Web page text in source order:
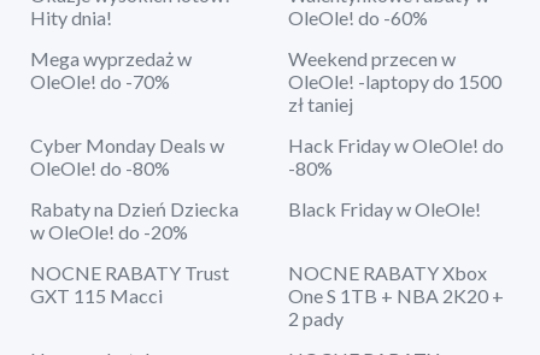
Hity dnia!
OleOle! do -60%
Mega wyprzedaż w
OleOle! do -70%
Weekend przecen w
OleOle! -laptopy do 1500
zł taniej
Cyber Monday Deals w
OleOle! do -80%
Hack Friday w OleOle! do
-80%
Rabaty na Dzień Dziecka
w OleOle! do -20%
Black Friday w OleOle!
NOCNE RABATY Trust
GXT 115 Macci
NOCNE RABATY Xbox
One S 1TB + NBA 2K20 +
2 pady